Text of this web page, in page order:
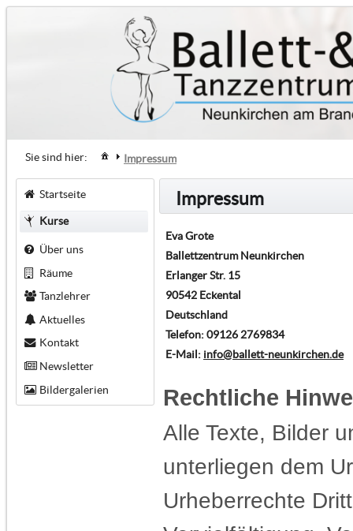
Sie sind hier: Impressum
Startseite
Kurse
Über uns
Räume
Tanzlehrer
Aktuelles
Kontakt
Newsletter
Bildergalerien
Impressum
Eva Grote
Ballettzentrum Neunkirchen
Erlanger Str. 15
90542 Eckental
Deutschland
Telefon: 09126 2769834
E-Mail: info@ballett-neunkirchen.de
Rechtliche
Alle Texte, Bilder
unterliegen dem
Urheberrechte